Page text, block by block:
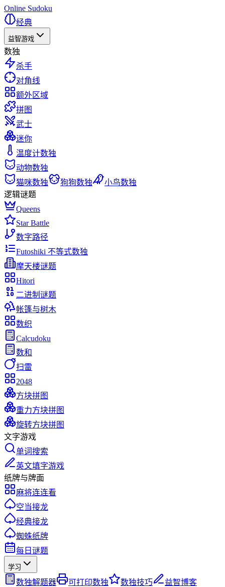
Online Sudoku
经典
益智游戏
数独
杀手
对角线
额外区域
拼图
武士
迷你
温度计数独
动物数独
猫咪数独
狗狗数独
小鸟数独
逻辑谜题
Queens
Star Battle
数字路径
Futoshiki 不等式数独
摩天楼谜题
Hitori
二进制谜题
帐篷与树木
数织
Calcudoku
数和
扫雷
2048
方块拼图
重力方块拼图
旋转方块拼图
文字游戏
单词搜索
英文填字游戏
纸牌与牌面
麻将连连看
空当接龙
经典接龙
蜘蛛纸牌
每日谜题
学习
数独解题器 可打印数独 数独技巧
益智博客